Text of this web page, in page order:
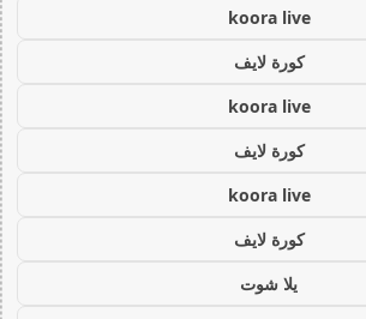
koora live
كورة لايف
koora live
كورة لايف
koora live
كورة لايف
يلا شوت